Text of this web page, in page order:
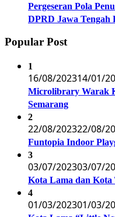
Pergeseran Pola
DPRD Jawa Tengah
Popular Post
1
16/08/202314/01/
Microlibrary Warak
Semarang
2
22/08/202322/08/
Funtopia Indoor
3
03/07/202303/07/
Kota Lama dan Kota
4
01/03/202301/03/